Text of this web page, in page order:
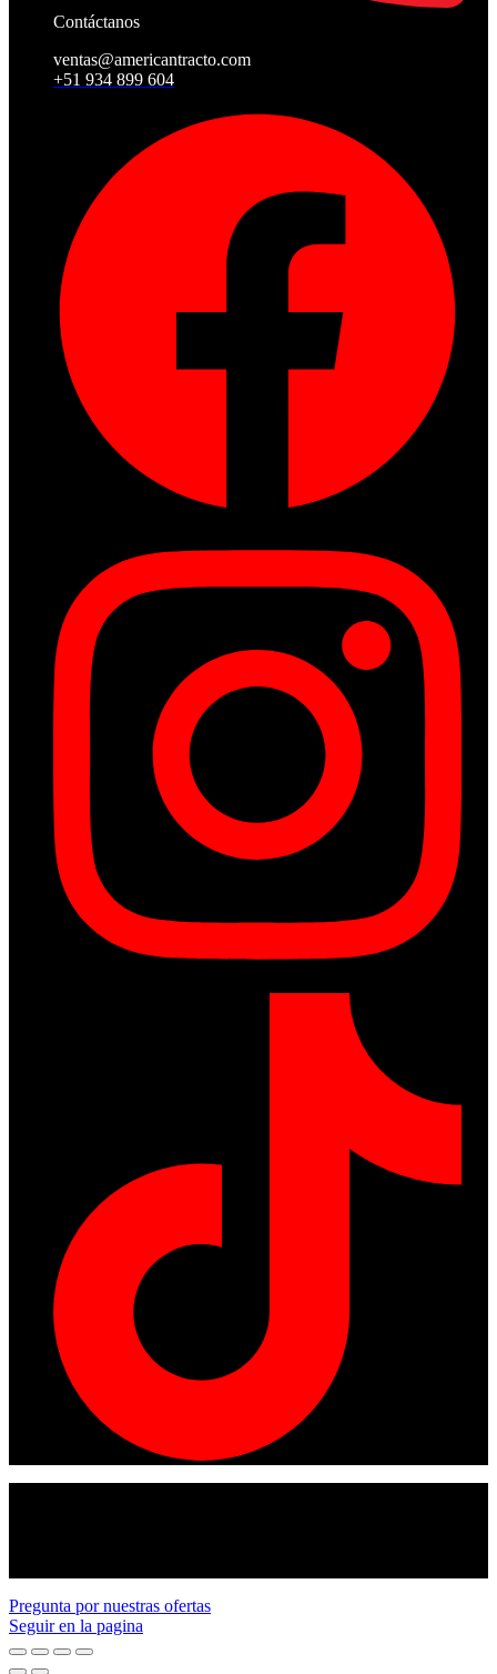
Contáctanos
ventas@americantracto.com
+51 934 899 604
Pregunta por nuestras ofertas
Seguir en la pagina